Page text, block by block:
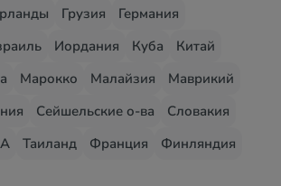
Грузия
Германия
Иордания Куба
Китай
Марокко Малайзия
Маврикий
Сейшельские о-ва
Словакия
Таиланд Франция
Финляндия